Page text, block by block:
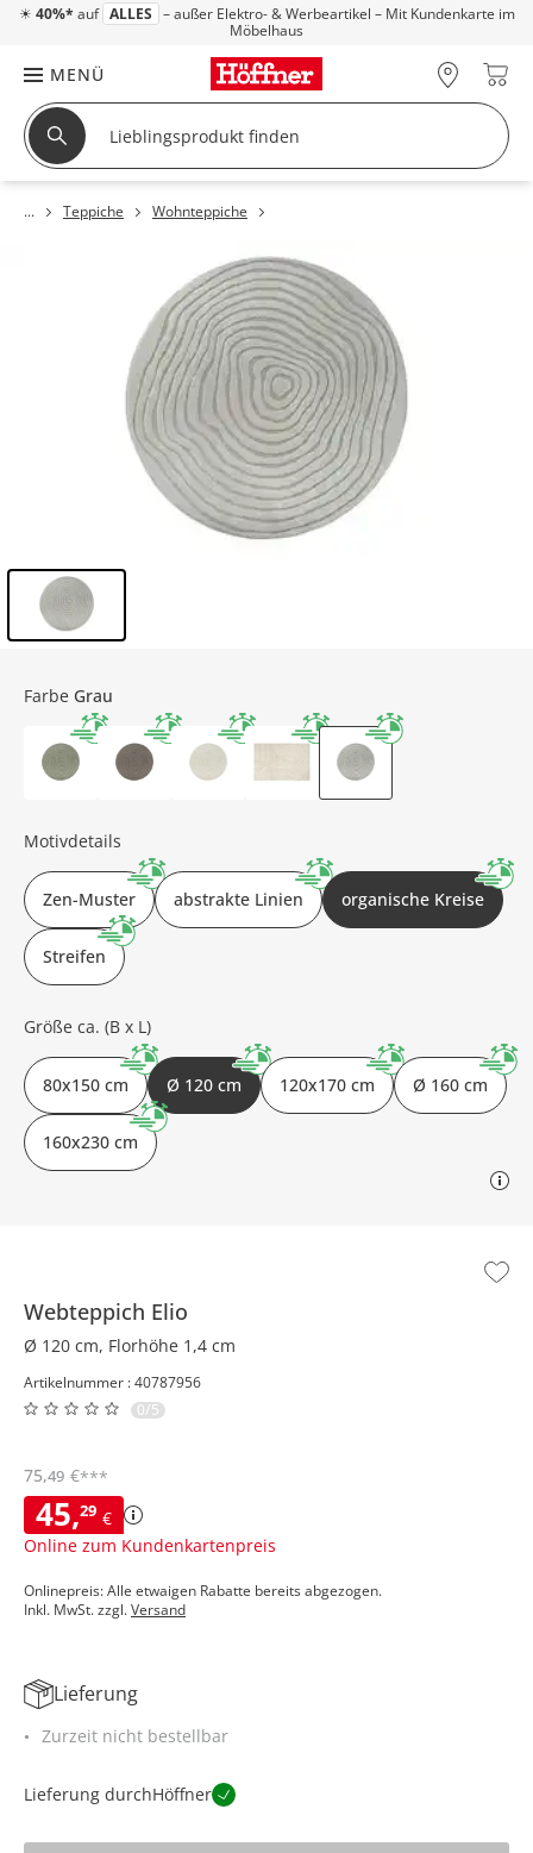
☀ 40%* auf ALLES – außer Elektro- & Werbeartikel – Mit Kundenkarte im
Möbelhaus
MENÜ
Teppiche Wohnteppiche
Webteppich Elio
Ø 120 cm, Florhöhe 1,4 cm
Artikelnummer : 40787956
0/5
45,29 €
Online zum Kundenkartenpreis
75,49 €***
Onlinepreis: Alle etwaigen Rabatte bereits abgezogen.
Inkl. MwSt. zzgl.Versand
Farbe Grau
Motivdetails
Zen-Muster abstrakte Linien organische Kreise
Streifen
Größe ca. (B x L)
80x150 cm Ø 120 cm 120x170 cm Ø 160 cm
160x230 cm
Lieferung
Zurzeit nicht bestellbar
Lieferung durchHöffner